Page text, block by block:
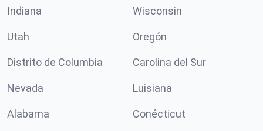
Indiana Wisconsin
Utah Oregón
Distrito de Columbia Carolina del Sur
Nevada Luisiana
Alabama Conécticut